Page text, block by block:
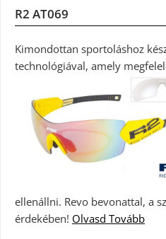
R2 AT069
Kimondottan sportoláshoz
technológiával, amely
ellenállni. Revo bevonattal, a
érdekében! Olvasd Tovább